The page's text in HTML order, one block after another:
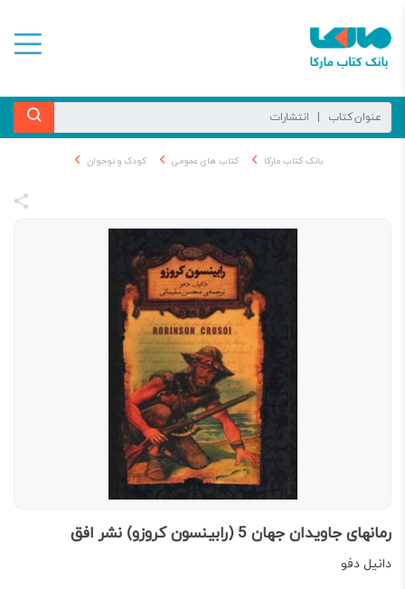
بانک کتاب مارکا کتاب های عمومی کودک و نوجوان
رمانهای جاویدان جهان 5 (رابینسون کروزو) نشر افق
دانیل دفو